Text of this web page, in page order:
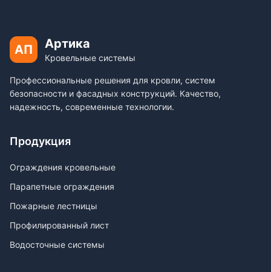
АП Артика
Кровельные системы
Профессиональные решения для кровли, систем
безопасности и фасадных конструкций. Качество,
надежность, современные технологии.
Продукция
Ограждения кровельные
Парапетные ограждения
Пожарные лестницы
Профилированный лист
Водосточные системы